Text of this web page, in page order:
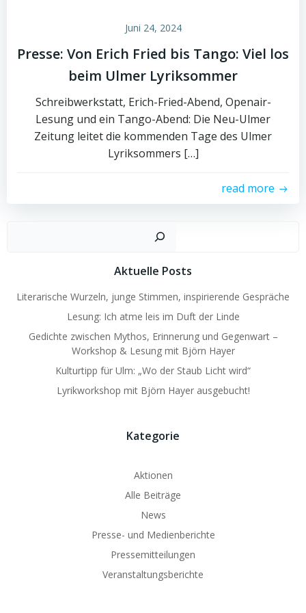
Juni 24, 2024
Presse: Von Erich Fried bis Tango: Viel los
beim Ulmer Lyriksommer
Schreibwerkstatt, Erich-Fried-Abend, Openair-
Lesung und ein Tango-Abend: Die Neu-Ulmer
Zeitung leitet die kommenden Tage des Ulmer
Lyriksommers […]
read more
Aktuelle Posts
Literarische Wurzeln, junge Stimmen, inspirierende Gespräche
Lesung: Ich atme leis im Duft der Linde
Gedichte zwischen Mythos, Erinnerung und Gegenwart –
Workshop & Lesung mit Björn Hayer
Kulturtipp für Ulm: „Wo der Staub Licht wird“
Lyrikworkshop mit Björn Hayer ausgebucht!
Kategorie
Aktionen
Alle Beiträge
News
Presse- und Medienberichte
Pressemitteilungen
Veranstaltungsberichte